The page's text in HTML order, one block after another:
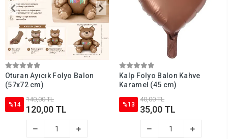
Oturan Ayıcık Folyo Balon
(57x72 cm)
%14
140,00 TL
120,00 TL
Kalp Folyo Balon Kahve
Karamel (45 cm)
%13
40,00 TL
35,00 TL